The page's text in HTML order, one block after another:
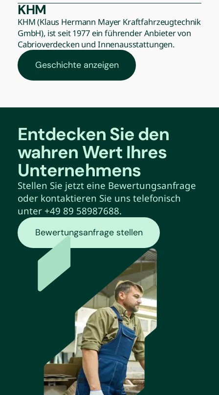
KHM
KHM (Klaus Hermann Mayer Kraftfahrzeugtechnik
GmbH), ist seit 1977 ein führender Anbieter von
Cabrioverdecken und Innenausstattungen.
Geschichte anzeigen
Entdecken Sie den
wahren Wert Ihres
Unternehmens
Stellen Sie jetzt eine Bewertungsanfrage
oder kontaktieren Sie uns telefonisch
unter +49 89 58987688.
Bewertungsanfrage stellen